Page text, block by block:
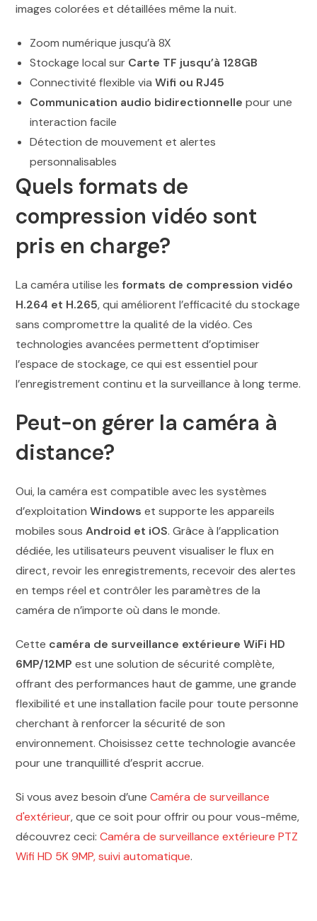
images colorées et détaillées même la nuit.
Zoom numérique jusqu’à 8X
Stockage local sur Carte TF jusqu’à 128GB
Connectivité flexible viaWifi ou RJ45
Communication audio bidirectionnelle pour une
interaction facile
Détection de mouvement et alertes
personnalisables
Quels formats de
compression vidéo sont
pris en charge?
La caméra utilise lesformats de compression vidéo
H.264 et H.265, qui améliorent l’efficacité du stockage
sans compromettre la qualité de la vidéo. Ces
technologies avancées permettent d’optimiser
l’espace de stockage, ce qui est essentiel pour
l’enregistrement continu et la surveillance à long terme.
Peut-on gérer la caméra à
distance?
Oui, la caméra est compatible avec les systèmes
d’exploitationWindows et supporte les appareils
mobiles sousAndroid et iOS. Grâce à l’application
dédiée, les utilisateurs peuvent visualiser le flux en
direct, revoir les enregistrements, recevoir des alertes
en temps réel et contrôler les paramètres de la
caméra de n’importe où dans le monde.
Cette caméra de surveillance extérieure WiFi HD
6MP/12MP est une solution de sécurité complète,
offrant des performances haut de gamme, une grande
flexibilité et une installation facile pour toute personne
cherchant à renforcer la sécurité de son
environnement. Choisissez cette technologie avancée
pour une tranquillité d’esprit accrue.
Si vous avez besoin d’uneCaméra de surveillance
d'extérieur, que ce soit pour offrir ou pour vous-même,
découvrez ceci:Caméra de surveillance extérieure PTZ
Wifi HD 5K 9MP, suivi automatique.